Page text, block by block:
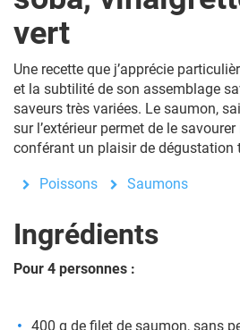
vert
Une recette que j’apprécie
et la subtilité de son assemblage
saveurs très variées. Le saumon,
sur l’extérieur permet de le
conférant un plaisir de dégustation
Poissons Saumons
Ingrédients
Pour 4 personnes :
400 g de filet de saumon, sans